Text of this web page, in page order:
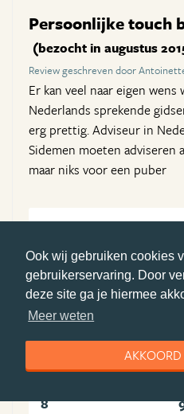
Ook wij gebruiken cookies
gebruikerservaring. Door
deze site ga je hiermee
Meer weten
AKKOORD
Persoonlijke touch
(bezocht in augustus
Review geschreven door
Er kan veel naar eigen
Nederlands sprekende
erg prettig. Adviseur in
Sidemen moeten adviseren
maar niks voor een puber
9
Algemene ervaring
9
8